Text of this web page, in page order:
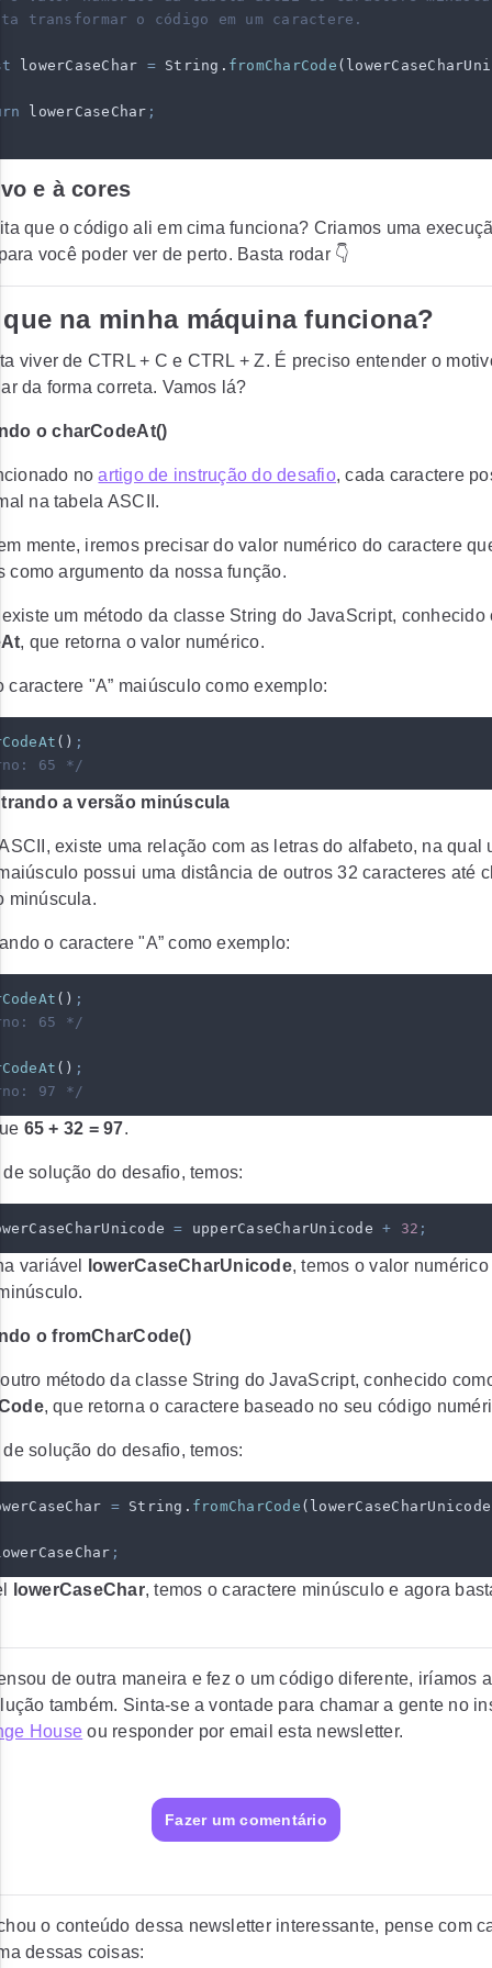
transformar o código em um caractere.
lowerCaseChar = String . fromCharCode (
lowerCaseChar ;
e à cores
que o código ali em cima funciona? Criamos uma
você poder ver de perto. Basta rodar 👇
na minha máquina funciona?
viver de CTRL + C e CTRL + Z. É preciso entender o
da forma correta. Vamos lá?
o charCodeAt()
noartigo de instrução do desafio, cada caractere
na tabela ASCII.
mente, iremos precisar do valor numérico do caractere
como argumento da nossa função.
um método da classe String do JavaScript, conhecido
, que retorna o valor numérico.
caractere "A” maiúsculo como exemplo:
() ;
65 */
a versão minúscula
existe uma relação com as letras do alfabeto, na qual
possui uma distância de outros 32 caracteres até
minúscula.
o caractere "A” como exemplo:
() ;
65 */
() ;
97 */
65 + 32 = 97.
solução do desafio, temos:
= upperCaseCharUnicode + 32 ;
variável lowerCaseCharUnicode, temos o valor
o fromCharCode()
método da classe String do JavaScript, conhecido
, que retorna o caractere baseado no seu código
solução do desafio, temos:
= String . fromCharCode ( lowerCaseCharUnicode
;
lowerCaseChar, temos o caractere minúsculo e agora
de outra maneira e fez o um código diferente, iríamos
também. Sinta-se a vontade para chamar a gente no
House ou responder por email esta newsletter.
Fazer um comentário
o conteúdo dessa newsletter interessante, pense com
dessas coisas: